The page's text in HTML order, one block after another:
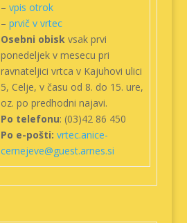
– vpis otrok
– prvič v vrtec
Osebni obisk vsak prvi
ponedeljek v mesecu pri
ravnateljici vrtca v Kajuhovi ulici
5, Celje, v času od 8. do 15. ure,
oz. po predhodni najavi.
Po telefonu: (03)42 86 450
Po e-pošti: vrtec.anice-
cernejeve@guest.arnes.si